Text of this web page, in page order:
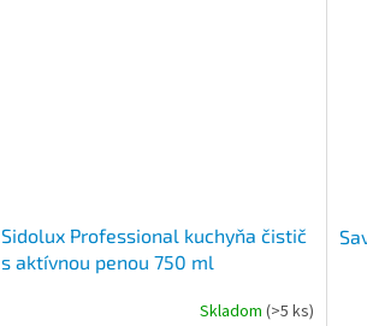
Sidolux Professional kuchyňa čistič
s aktívnou penou 750 ml
Skladom (>5 ks)